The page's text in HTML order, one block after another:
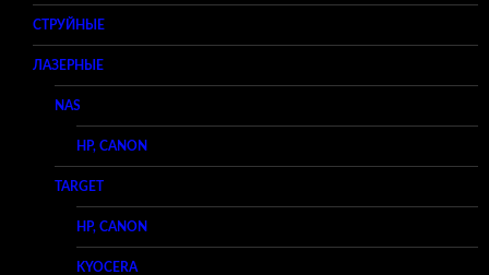
СТРУЙНЫЕ
ЛАЗЕРНЫЕ
NAS
HP, CANON
TARGET
HP, CANON
KYOCERA